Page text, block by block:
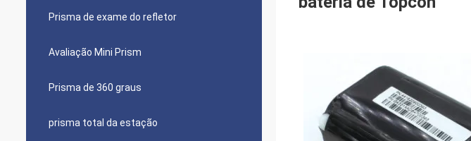
Prisma de exame do refletor
Avaliação Mini Prism
Prisma de 360 graus
prisma total da estação